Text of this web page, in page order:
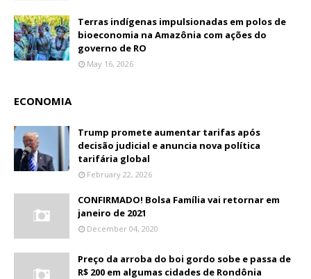
Terras indígenas impulsionadas em polos de
bioeconomia na Amazônia com ações do
governo de RO
May 16, 2026
ECONOMIA
Trump promete aumentar tarifas após
decisão judicial e anuncia nova política
tarifária global
February 22, 2026
CONFIRMADO! Bolsa Família vai retornar em
janeiro de 2021
December 04, 2020
Preço da arroba do boi gordo sobe e passa de
R$ 200 em algumas cidades de Rondônia